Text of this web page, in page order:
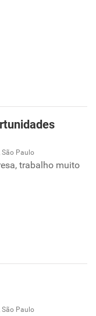
Paulo
trabalho muito
São Paulo